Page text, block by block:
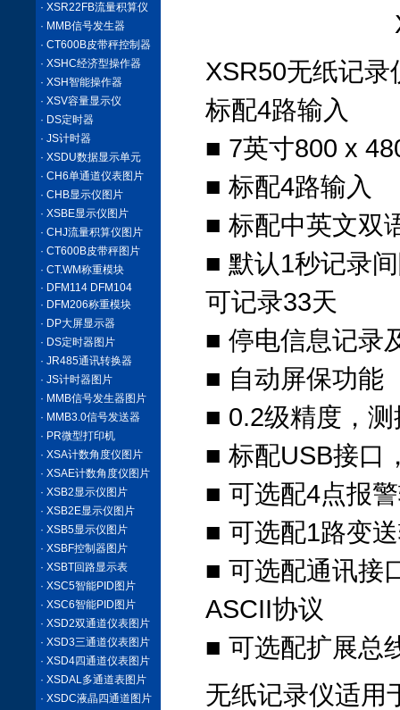
· XSR22FB流量积算仪
· MMB信号发生器
· CT600B皮带秤控制器
· XSHC经济型操作器
· XSH智能操作器
· XSV容量显示仪
· DS定时器
· JS计时器
· XSDU数据显示单元
· CH6单通道仪表图片
· CHB显示仪图片
· XSBE显示仪图片
· CHJ流量积算仪图片
· CT600B皮带秤图片
· CT.WM称重模块
· DFM114 DFM104
· DFM206称重模块
· DP大屏显示器
· DS定时器图片
· JR485通讯转换器
· JS计时器图片
· MMB信号发生器图片
· MMB3.0信号发送器
· PR微型打印机
· XSA计数角度仪图片
· XSAE计数角度仪图片
· XSB2显示仪图片
· XSB2E显示仪图片
· XSB5显示仪图片
· XSBF控制器图片
· XSBT回路显示表
· XSC5智能PID图片
· XSC6智能PID图片
· XSD2双通道仪表图片
· XSD3三通道仪表图片
· XSD4四通道仪表图片
· XSDAL多通道表图片
· XSDC液晶四通道图片
XSR50无纸记
标配4路输入
■ 7英寸800 x
■ 标配4路输入
■ 标配中英文双
■ 默认1秒记录
可记录33天
■ 停电信息记录
■ 自动屏保功能
■ 0.2级精度，
■ 标配USB接口
■ 可选配4点报
■ 可选配1路变
■ 可选配通讯接
ASCII协议
■ 可选配扩展总
无纸记录仪适用